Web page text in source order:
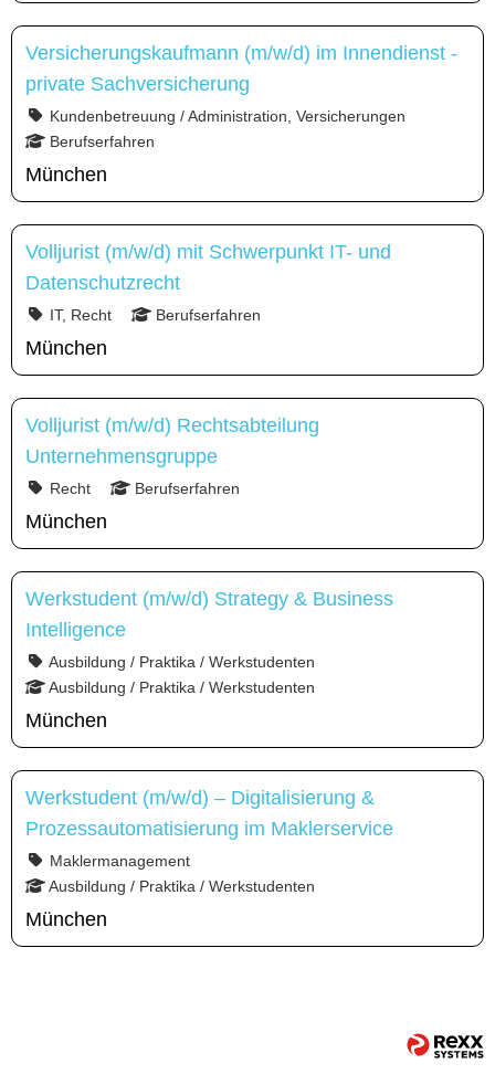
Versicherungskaufmann (m/w/d) im Innendienst -
private Sachversicherung
Kundenbetreuung / Administration, Versicherungen
Berufserfahren
München
Volljurist (m/w/d) mit Schwerpunkt IT- und
Datenschutzrecht
IT, Recht Berufserfahren
München
Volljurist (m/w/d) Rechtsabteilung
Unternehmensgruppe
Recht Berufserfahren
München
Werkstudent (m/w/d) Strategy & Business
Intelligence
Ausbildung / Praktika / Werkstudenten
Ausbildung / Praktika / Werkstudenten
München
Werkstudent (m/w/d) – Digitalisierung &
Prozessautomatisierung im Maklerservice
Maklermanagement
Ausbildung / Praktika / Werkstudenten
München